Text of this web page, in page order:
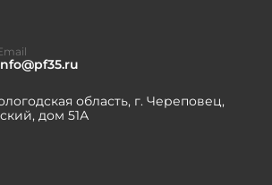
область, г. Череповец,
дом 51А